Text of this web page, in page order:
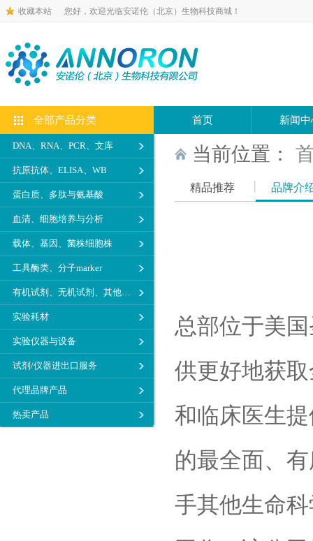
收藏本站 您好，欢迎光临安诺伦（北京）生物科技商城！
全部产品分类
DNA、RNA、PCR、文库
抗原抗体、ELISA、WB
蛋白质、多肽与氨基酸
血清、细胞培养与分析
载体、基因、菌株细胞株
工具酶类、分子marker
有机试剂、无机试剂、其他生化试剂
实验耗材
实验仪器与设备
试剂/仪器进出口服务
代理品牌产品
热卖产品
首页 新闻中
当前位置：
精品推荐 品牌介
总部位于美
供更好地获
和临床医生
的最全面、
手其他生命